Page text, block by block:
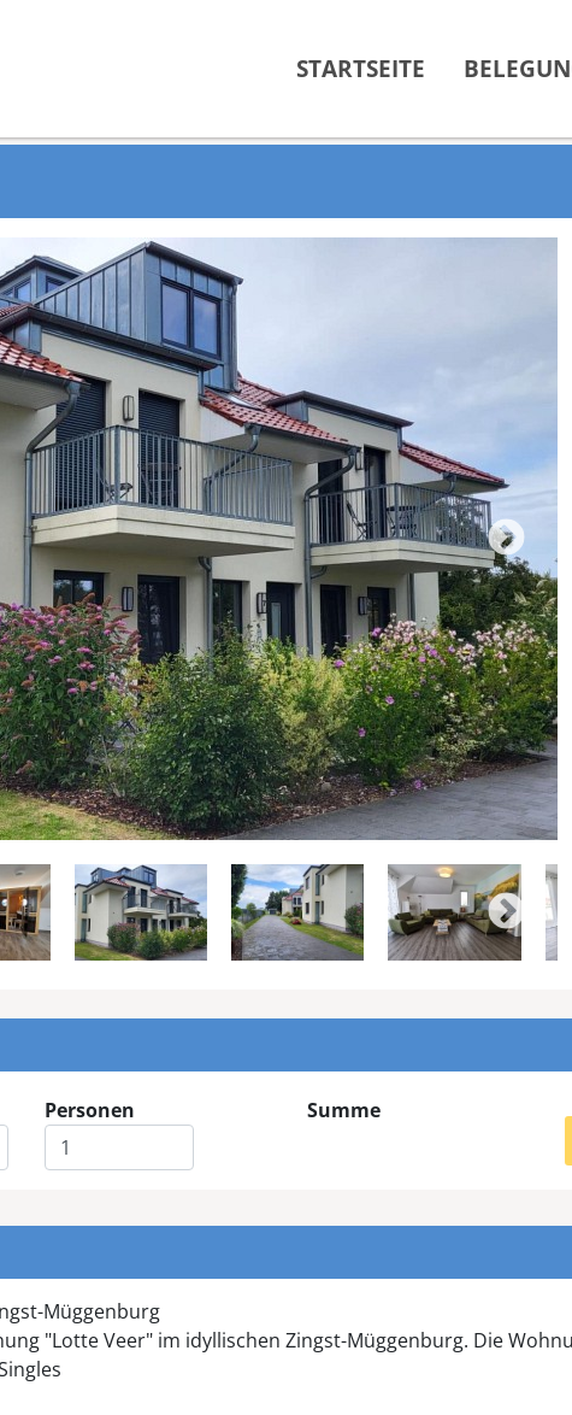
STARTSEITE
Personen Summe
Müggenburg
"Lotte Veer" im idyllischen Zingst-Müggenburg. Die